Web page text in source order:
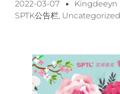
2022-03-07
Kingdeeyn
SPTK公告栏, Uncategorized